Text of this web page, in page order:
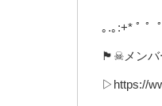
｡.｡:+* ﾟ ゜
🏴☠メン
▷https://